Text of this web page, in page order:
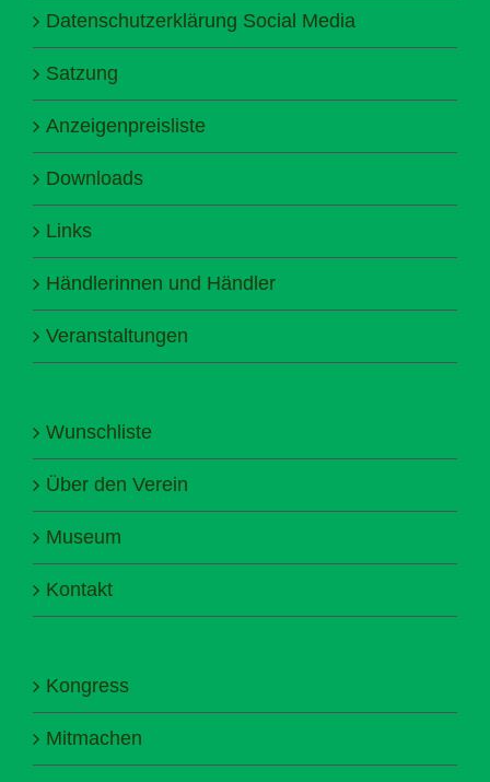
Datenschutzerklärung Social Media
Satzung
Anzeigenpreisliste
Downloads
Links
Händlerinnen und Händler
Veranstaltungen
Wunschliste
Über den Verein
Museum
Kontakt
Kongress
Mitmachen